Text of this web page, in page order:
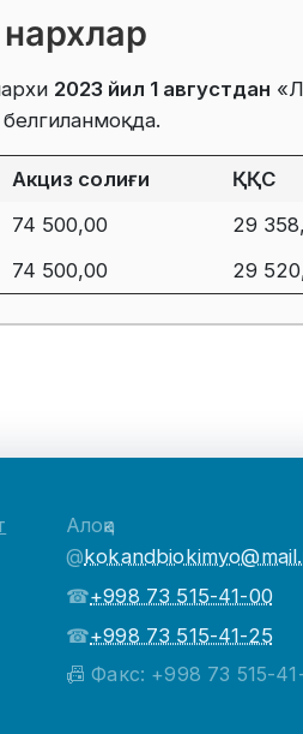
2023 йил 1 августдан
Акциз солиғи ҚҚС
74 500,00 29
74 500,00 29
Алоқа
@
☎+998 73 515-41-00
☎+998 73 515-41-25
📠 Факс: +998 73 515-